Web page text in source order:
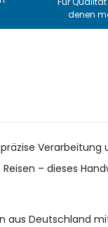
denen
Verarbeitung
– dieses
aus Deutschland